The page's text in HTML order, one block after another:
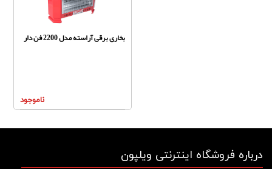
بخاری برقی آراسته مدل 2200 فن دار
ناموجود
درباره فروشگاه اینترنتی ویلپون